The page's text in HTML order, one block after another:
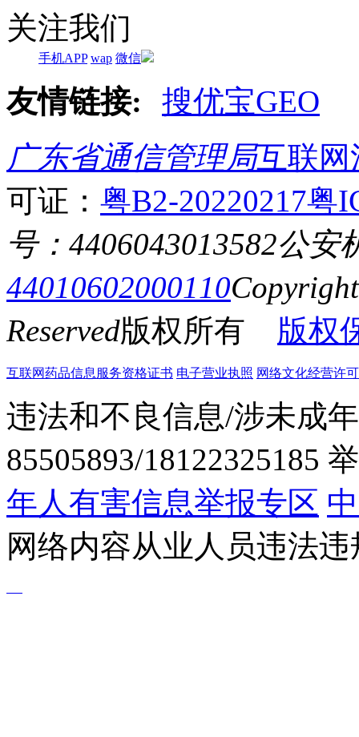
关注我们
手机APP wap 微信
友情链接:
搜优宝GEO
广东省通信管理局互联网
可证： 粤B2-20220217粤
号：4406043013582公安
44010602000110
Reserved版权所有 版权
互联网药品信息服务资格证书 电子营业执照 网络文化经营许
违法和不良信息/涉未成
85505893/18122325185
年人有害信息举报专区
网络内容从业人员违法